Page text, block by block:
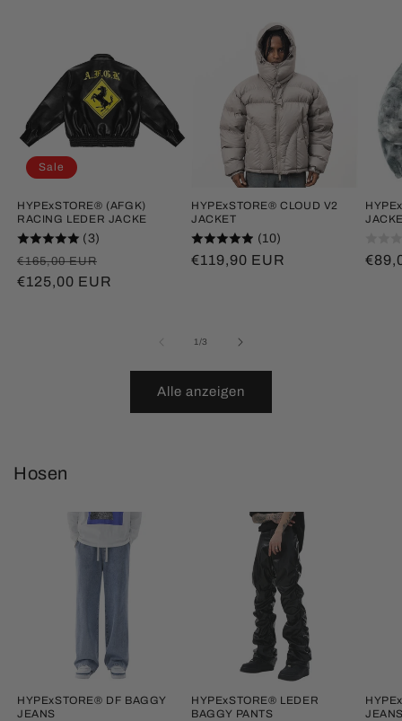
Sale
HYPExSTORE® (AFGK)
RACING LEDER JACKE
(3)
Normaler
Preis
€165,00 EUR
Verkaufspreis
€125,00 EUR
HYPExSTORE® CLOUD V2
JACKET
(10)
Normaler
€119,90 EUR
1 /von
3
Alle anzeigen
Hosen
HYPExSTORE® DF BAGGY
JEANS
HYPExSTORE® LEDER
BAGGY PANTS